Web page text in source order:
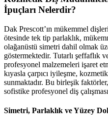
İpuçları Nelerdir?
Dak Prescott’ın mükemmel
ötesinde tek tip parlaklık,
olağanüstü simetri dahil olmak
göstermektedir. Tutarlı şeffaflık
profesyonel malzemeleri işaret
kıyasla çarpıcı iyileşme,
sunmaktadır. Bu birleşik
sofistike profesyonel diş
Simetri, Parlaklık ve Yüzey